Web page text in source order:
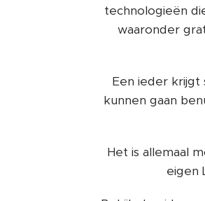
technologieën
waaronder
Een ieder krijgt
kunnen gaan
Het is allemaal
eigen